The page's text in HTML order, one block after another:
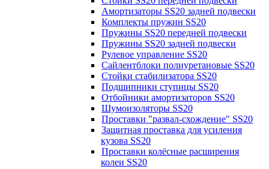
Амортизаторы SS20 задней подвески
Комплекты пружин SS20
Пружины SS20 передней подвески
Пружины SS20 задней подвески
Рулевое управление SS20
Сайлентблоки полиуретановые SS20
Стойки стабилизатора SS20
Подшипники ступицы SS20
Отбойники амортизаторов SS20
Шумоизоляторы SS20
Проставки "развал-схождение" SS20
Защитная проставка для усиления
кузова SS20
Проставки колёсные расширения
колеи SS20